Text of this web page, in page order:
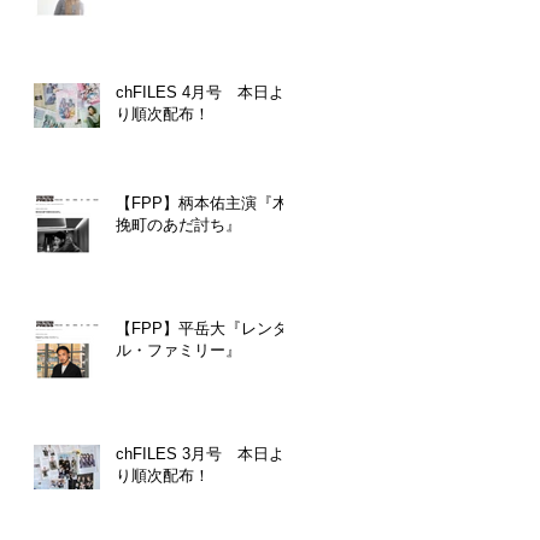
chFILES 4月号 本日よ
り順次配布！
【FPP】柄本佑主演『木
挽町のあだ討ち』
【FPP】平岳大『レンタ
ル・ファミリー』
chFILES 3月号 本日よ
り順次配布！